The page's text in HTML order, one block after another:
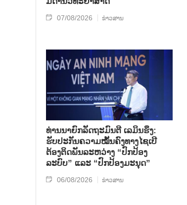
07/08/2026 ຂ່າວສານ
ທ່ານນາຍົກລັດຖະມົນຕີ ເລມິນຮຶງ:
ຮັບປະກັນຄວາມໝັ້ນຄົງທາງໄຊເບີ
ຕ້ອງຕິດພັນລະຫວ່າງ “ປົກປ້ອງ
ລະບົບ” ແລະ “ປົກປ້ອງມະນຸດ”
06/08/2026 ຂ່າວສານ